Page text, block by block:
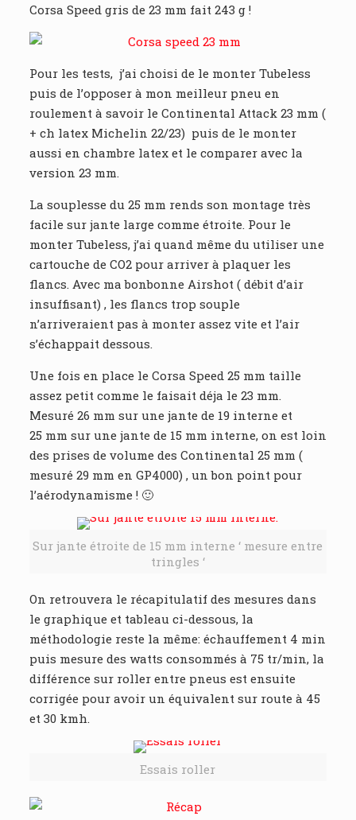
Corsa Speed gris de 23 mm fait 243 g !
Pour les tests, j’ai choisi de le monter Tubeless
puis de l’opposer à mon meilleur pneu en
roulement à savoir le Continental Attack 23 mm (
+ ch latex Michelin 22/23) puis de le monter
aussi en chambre latex et le comparer avec la
version 23 mm.
La souplesse du 25 mm rends son montage très
facile sur jante large comme étroite. Pour le
monter Tubeless, j’ai quand même du utiliser une
cartouche de CO2 pour arriver à plaquer les
flancs. Avec ma bonbonne Airshot ( débit d’air
insuffisant) , les flancs trop souple
n’arriveraient pas à monter assez vite et l’air
s’échappait dessous.
Une fois en place le Corsa Speed 25 mm taille
assez petit comme le faisait déja le 23 mm.
Mesuré 26 mm sur une jante de 19 interne et
25 mm sur une jante de 15 mm interne, on est loin
des prises de volume des Continental 25 mm (
mesuré 29 mm en GP4000) , un bon point pour
l’aérodynamisme ! 🙂
Sur jante étroite de 15 mm interne ‘ mesure entre
tringles ‘
On retrouvera le récapitulatif des mesures dans
le graphique et tableau ci-dessous, la
méthodologie reste la même: échauffement 4 min
puis mesure des watts consommés à 75 tr/min, la
différence sur roller entre pneus est ensuite
corrigée pour avoir un équivalent sur route à 45
et 30 kmh.
Essais roller